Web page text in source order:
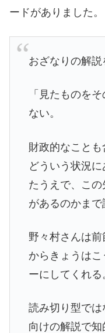
ードがありました。
おざなりの解説
「見たものを
ない。
財政的なこと
どういう状況
たうえで、こ
があるのかまで
野々村さんは
からきょうは
ーにしてくれる
読み切り型で
向けの解説で知